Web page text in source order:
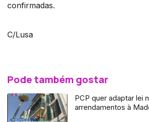
confirmadas.
C/Lusa
Pode também gostar
PCP quer adaptar lei
arrendamentos à